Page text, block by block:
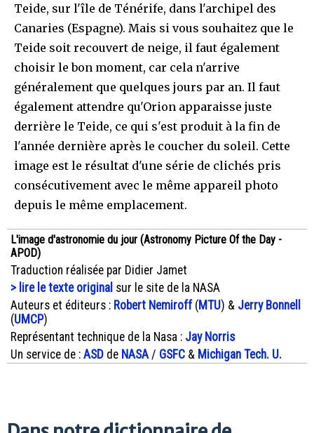
Teide, sur l'île de Ténérife, dans l'archipel des
Canaries (Espagne). Mais si vous souhaitez que le
Teide soit recouvert de neige, il faut également
choisir le bon moment, car cela n'arrive
généralement que quelques jours par an. Il faut
également attendre qu'Orion apparaisse juste
derrière le Teide, ce qui s'est produit à la fin de
l'année dernière après le coucher du soleil. Cette
image est le résultat d'une série de clichés pris
consécutivement avec le même appareil photo
depuis le même emplacement.
L'image d'astronomie du jour (Astronomy Picture Of the Day -
APOD)
Traduction réalisée par Didier Jamet
> lire le texte original sur le site de la NASA
Auteurs et éditeurs : Robert Nemiroff(MTU) & Jerry Bonnell
(UMCP)
Représentant technique de la Nasa : Jay Norris
Un service de : ASD de NASA / GSFC & Michigan Tech. U.